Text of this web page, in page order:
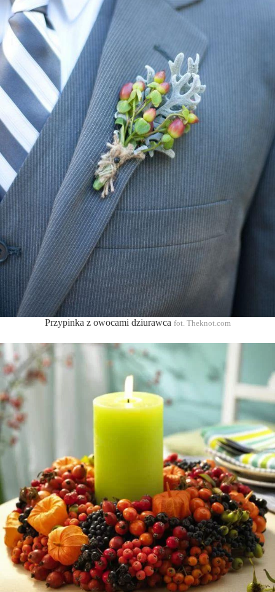
Przypinka z owocami dziurawca fot. Theknot.com